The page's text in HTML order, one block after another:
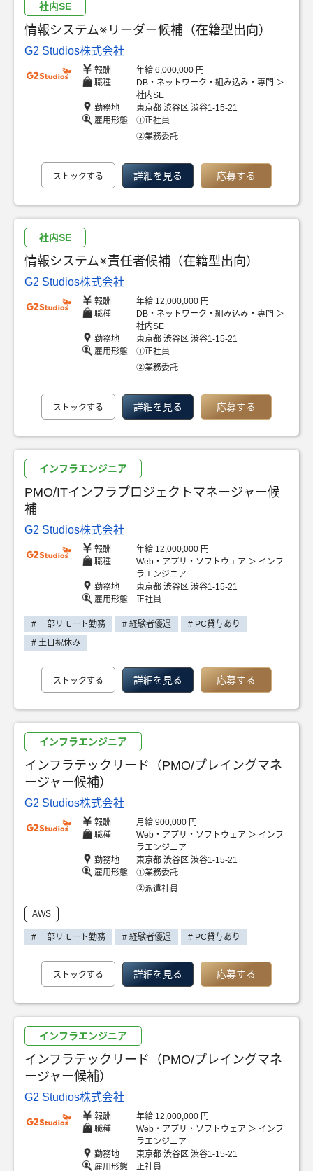
社内SE
情報システム※リーダー候補（在籍型出向）
G2 Studios株式会社
報酬
年給 6,000,000 円
職種
DB・ネットワーク・組み込み・専門 ＞
社内SE
勤務地
東京都 渋谷区 渋谷1-15-21
雇用形態
①正社員
②業務委託
ストックする 詳細を見る 応募する
社内SE
情報システム※責任者候補（在籍型出向）
G2 Studios株式会社
報酬
年給 12,000,000 円
職種
DB・ネットワーク・組み込み・専門 ＞
社内SE
勤務地
東京都 渋谷区 渋谷1-15-21
雇用形態
①正社員
②業務委託
ストックする 詳細を見る 応募する
インフラエンジニア
PMO/ITインフラプロジェクトマネージャー候
補
G2 Studios株式会社
報酬
年給 12,000,000 円
職種
Web・アプリ・ソフトウェア ＞ インフ
ラエンジニア
勤務地
東京都 渋谷区 渋谷1-15-21
雇用形態
正社員
# 一部リモート勤務 # 経験者優遇
# PC貸与あり
# 土日祝休み
ストックする 詳細を見る 応募する
インフラエンジニア
インフラテックリード（PMO/プレイングマネ
ージャー候補）
G2 Studios株式会社
報酬
月給 900,000 円
職種
Web・アプリ・ソフトウェア ＞ インフ
ラエンジニア
勤務地
東京都 渋谷区 渋谷1-15-21
雇用形態
①業務委託
②派遣社員
AWS
# 一部リモート勤務 # 経験者優遇 # PC貸与あり
ストックする 詳細を見る 応募する
インフラエンジニア
インフラテックリード（PMO/プレイングマネ
ージャー候補）
G2 Studios株式会社
報酬
年給 12,000,000 円
職種
Web・アプリ・ソフトウェア ＞ インフ
ラエンジニア
勤務地
東京都 渋谷区 渋谷1-15-21
雇用形態
正社員